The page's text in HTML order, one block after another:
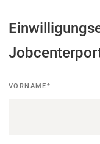
Kontaktdaten
VORNAME*